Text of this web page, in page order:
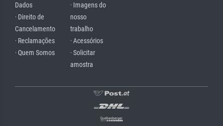
Dados
· Direito de
Cancelamento
· Reclamações
· Quem Somos
· Imagens do
nosso
trabalho
· Acessórios
· Solicitar
amostra